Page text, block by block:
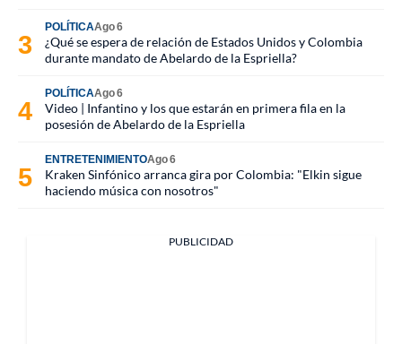
POLÍTICAAgo 6
¿Qué se espera de relación de Estados Unidos y Colombia
durante mandato de Abelardo de la Espriella?
POLÍTICAAgo 6
Video | Infantino y los que estarán en primera fila en la
posesión de Abelardo de la Espriella
ENTRETENIMIENTOAgo 6
Kraken Sinfónico arranca gira por Colombia: "Elkin sigue
haciendo música con nosotros"
PUBLICIDAD